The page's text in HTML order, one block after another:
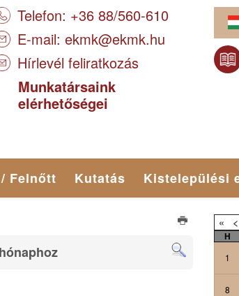
Telefon: +36 88/560-610
E-mail: ekmk@ekmk.hu
Hírlevél feliratkozás
Munkatársaink
elérhetőségei
Felnőtt Kutatás Kistelepülési
« <
H
1
8